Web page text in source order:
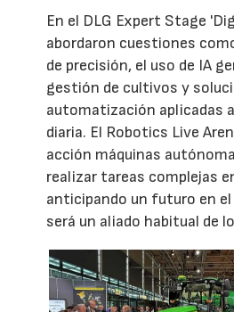
En el DLG Expert Stage
abordaron cuestiones
de precisión, el uso de IA
gestión de cultivos y
automatización aplicadas
diaria. El Robotics Live
acción máquinas
realizar tareas complejas
anticipando un futuro en
será un aliado habitual de